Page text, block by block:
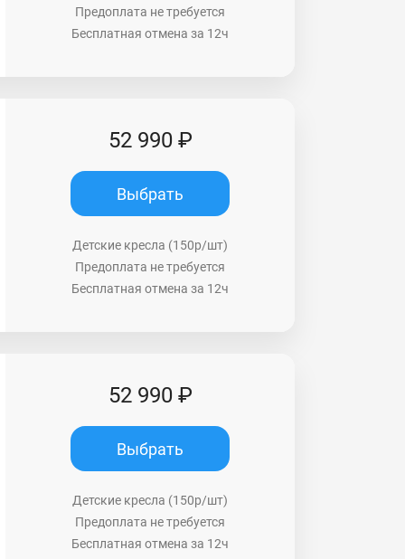
Предоплата не требуется
Бесплатная отмена за 12ч
52 990 ₽
Выбрать
Детские кресла (150р/шт)
Предоплата не требуется
Бесплатная отмена за 12ч
52 990 ₽
Выбрать
Детские кресла (150р/шт)
Предоплата не требуется
Бесплатная отмена за 12ч